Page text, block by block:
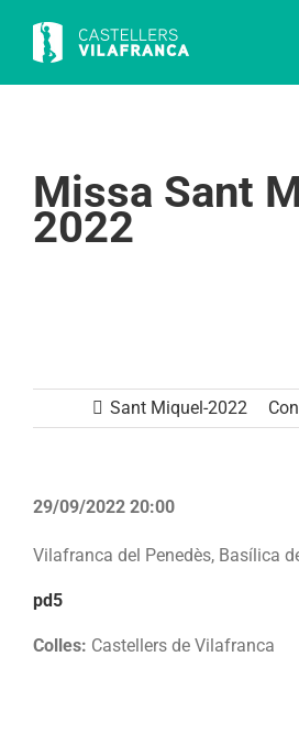
content
Missa Sant
2022
Sant Miquel-2022
29/09/2022 20:00
Vilafranca del Penedès, Basílica
pd5
Colles: Castellers de Vilafranca